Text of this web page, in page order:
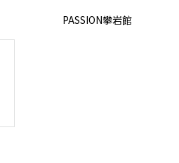
PASSION攀岩館